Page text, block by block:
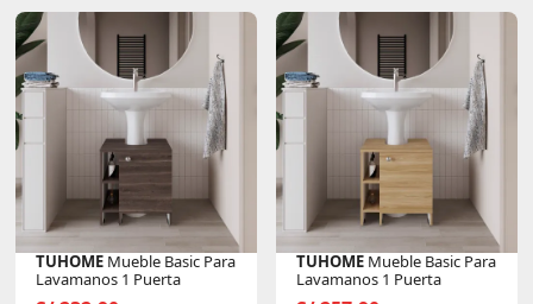
TUHOME Mueble Basic Para
Lavamanos 1 Puerta
TUHOME Mueble Basic Para
Lavamanos 1 Puerta